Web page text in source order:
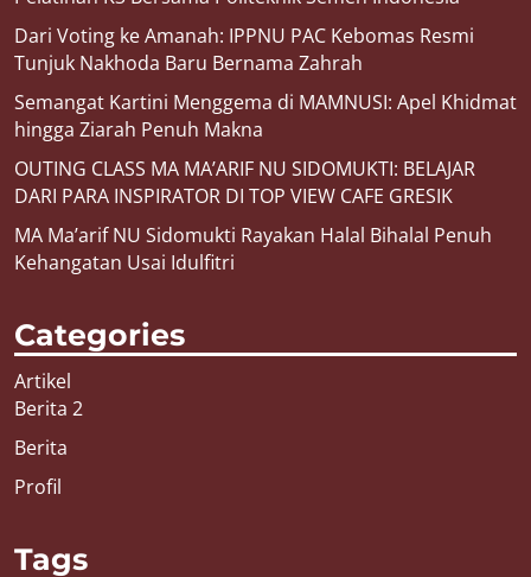
Dari Voting ke Amanah: IPPNU PAC Kebomas Resmi
Tunjuk Nakhoda Baru Bernama Zahrah
Semangat Kartini Menggema di MAMNUSI: Apel Khidmat
hingga Ziarah Penuh Makna
OUTING CLASS MA MA’ARIF NU SIDOMUKTI: BELAJAR
DARI PARA INSPIRATOR DI TOP VIEW CAFE GRESIK
MA Ma’arif NU Sidomukti Rayakan Halal Bihalal Penuh
Kehangatan Usai Idulfitri
Categories
Artikel
Berita 2
Berita
Profil
Tags